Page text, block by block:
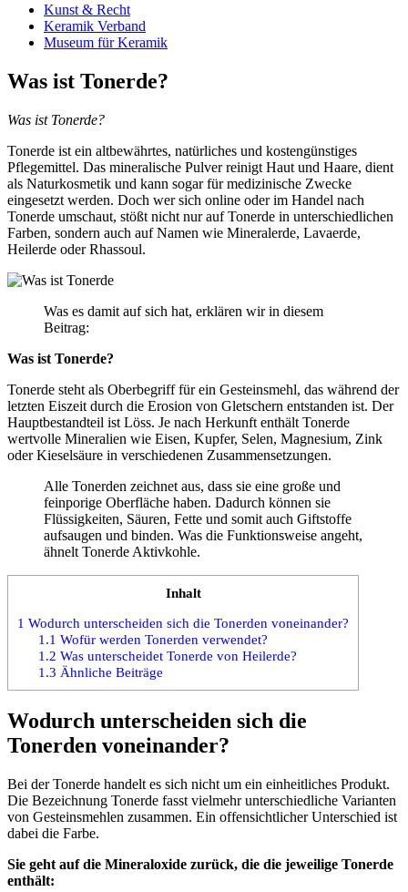
Kunst & Recht
Keramik Verband
Museum für Keramik
Was ist Tonerde?
Was ist Tonerde?
Tonerde ist ein altbewährtes, natürliches und kostengünstiges
Pflegemittel. Das mineralische Pulver reinigt Haut und Haare, dient
als Naturkosmetik und kann sogar für medizinische Zwecke
eingesetzt werden. Doch wer sich online oder im Handel nach
Tonerde umschaut, stößt nicht nur auf Tonerde in unterschiedlichen
Farben, sondern auch auf Namen wie Mineralerde, Lavaerde,
Heilerde oder Rhassoul.
Was es damit auf sich hat, erklären wir in diesem
Beitrag:
Was ist Tonerde?
Tonerde steht als Oberbegriff für ein Gesteinsmehl, das während der
letzten Eiszeit durch die Erosion von Gletschern entstanden ist. Der
Hauptbestandteil ist Löss. Je nach Herkunft enthält Tonerde
wertvolle Mineralien wie Eisen, Kupfer, Selen, Magnesium, Zink
oder Kieselsäure in verschiedenen Zusammensetzungen.
Alle Tonerden zeichnet aus, dass sie eine große und
feinporige Oberfläche haben. Dadurch können sie
Flüssigkeiten, Säuren, Fette und somit auch Giftstoffe
aufsaugen und binden. Was die Funktionsweise angeht,
ähnelt Tonerde Aktivkohle.
Inhalt
1 Wodurch unterscheiden sich die Tonerden voneinander?
1.1 Wofür werden Tonerden verwendet?
1.2 Was unterscheidet Tonerde von Heilerde?
1.3 Ähnliche Beiträge
Wodurch unterscheiden sich die
Tonerden voneinander?
Bei der Tonerde handelt es sich nicht um ein einheitliches Produkt.
Die Bezeichnung Tonerde fasst vielmehr unterschiedliche Varianten
von Gesteinsmehlen zusammen. Ein offensichtlicher Unterschied ist
dabei die Farbe.
Sie geht auf die Mineraloxide zurück, die die jeweilige Tonerde
enthält: